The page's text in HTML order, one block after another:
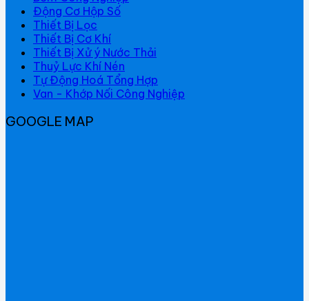
Động Cơ Hộp Số
Thiết Bị Lọc
Thiết Bị Cơ Khí
Thiết Bị Xử ý Nước Thải
Thuỷ Lực Khí Nén
Tự Động Hoá Tổng Hợp
Van - Khớp Nối Công Nghiệp
GOOGLE MAP